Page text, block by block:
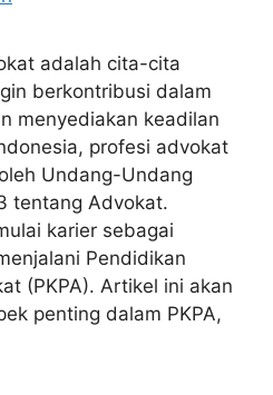
adalah cita-cita
berkontribusi dalam
menyediakan keadilan
profesi advokat
Undang-Undang
tentang Advokat.
karier sebagai
Pendidikan
(PKPA). Artikel ini akan
penting dalam PKPA,